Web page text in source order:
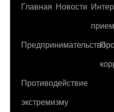
Перейти
содержимому
Главная Новости
Предпринимательство
Противодействие
экстремизму